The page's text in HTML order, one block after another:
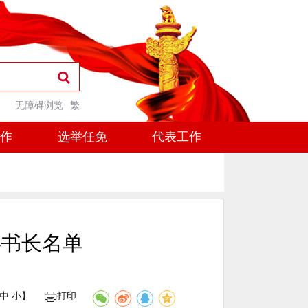
繁
无障碍浏览
选举任免 代表工作
长名单
中 小】 打印